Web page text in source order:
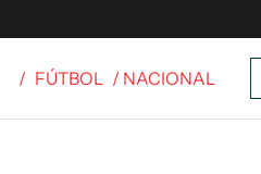
/ FÚTBOL / NACIONAL